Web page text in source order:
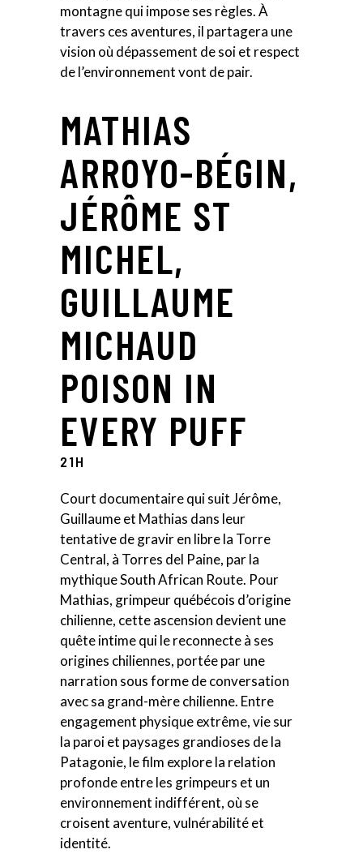
montagne qui impose ses règles. À
travers ces aventures, il partagera une
vision où dépassement de soi et respect
de l’environnement vont de pair.
MATHIAS
ARROYO-BÉGIN,
JÉRÔME ST
MICHEL,
GUILLAUME
MICHAUD
POISON IN
EVERY PUFF
21H
Court documentaire qui suit Jérôme,
Guillaume et Mathias dans leur
tentative de gravir en libre la Torre
Central, à Torres del Paine, par la
mythique South African Route. Pour
Mathias, grimpeur québécois d’origine
chilienne, cette ascension devient une
quête intime qui le reconnecte à ses
origines chiliennes, portée par une
narration sous forme de conversation
avec sa grand-mère chilienne. Entre
engagement physique extrême, vie sur
la paroi et paysages grandioses de la
Patagonie, le film explore la relation
profonde entre les grimpeurs et un
environnement indifférent, où se
croisent aventure, vulnérabilité et
identité.